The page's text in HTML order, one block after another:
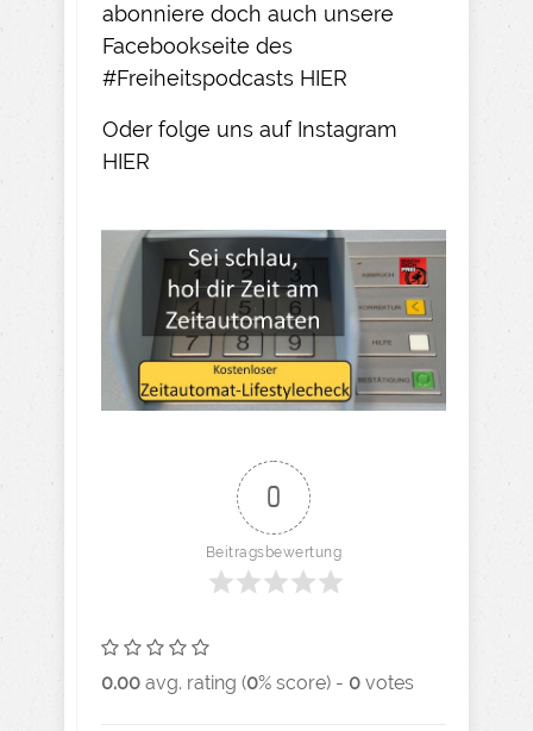
abonniere doch auch unsere
Facebookseite des
#Freiheitspodcasts HIER
Oder folge uns auf Instagram
HIER​
0
Beitragsbewertung
0.00 avg. rating (0% score) - 0 votes